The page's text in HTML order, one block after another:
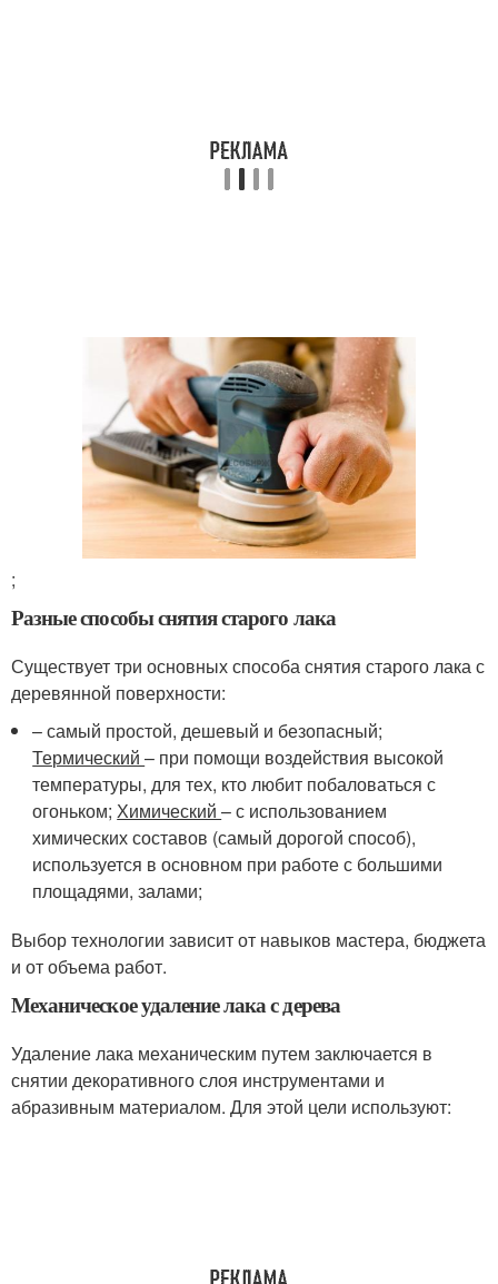
;
Разные способы снятия старого лака
Существует три основных способа снятия старого лака с
деревянной поверхности:
– самый простой, дешевый и безопасный;
Термический– при помощи воздействия высокой
температуры, для тех, кто любит побаловаться с
огоньком;Химический– с использованием
химических составов (самый дорогой способ),
используется в основном при работе с большими
площадями, залами;
Выбор технологии зависит от навыков мастера, бюджета
и от объема работ.
Механическое удаление лака с дерева
Удаление лака механическим путем заключается в
снятии декоративного слоя инструментами и
абразивным материалом. Для этой цели используют: